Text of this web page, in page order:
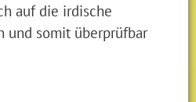
auf die irdische
und somit überprüfbar